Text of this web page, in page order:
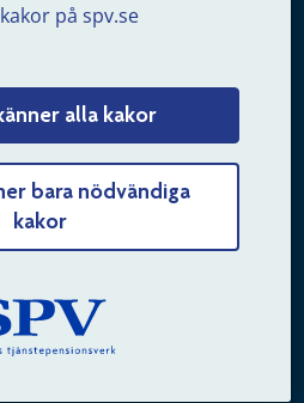
på spv.se
alla kakor
bara nödvändiga
kakor
mejl till oss
oss